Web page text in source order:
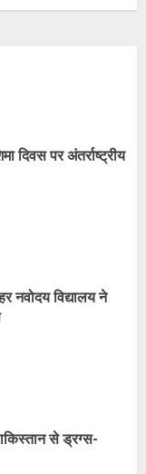
दिवस पर अंतर्राष्ट्रीय
नवोदय विद्यालय ने
से ड्रग्स-